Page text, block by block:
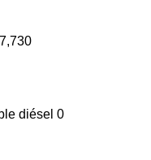
diésel 0